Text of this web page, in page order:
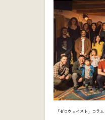
「ゼロウェイスト」コラム